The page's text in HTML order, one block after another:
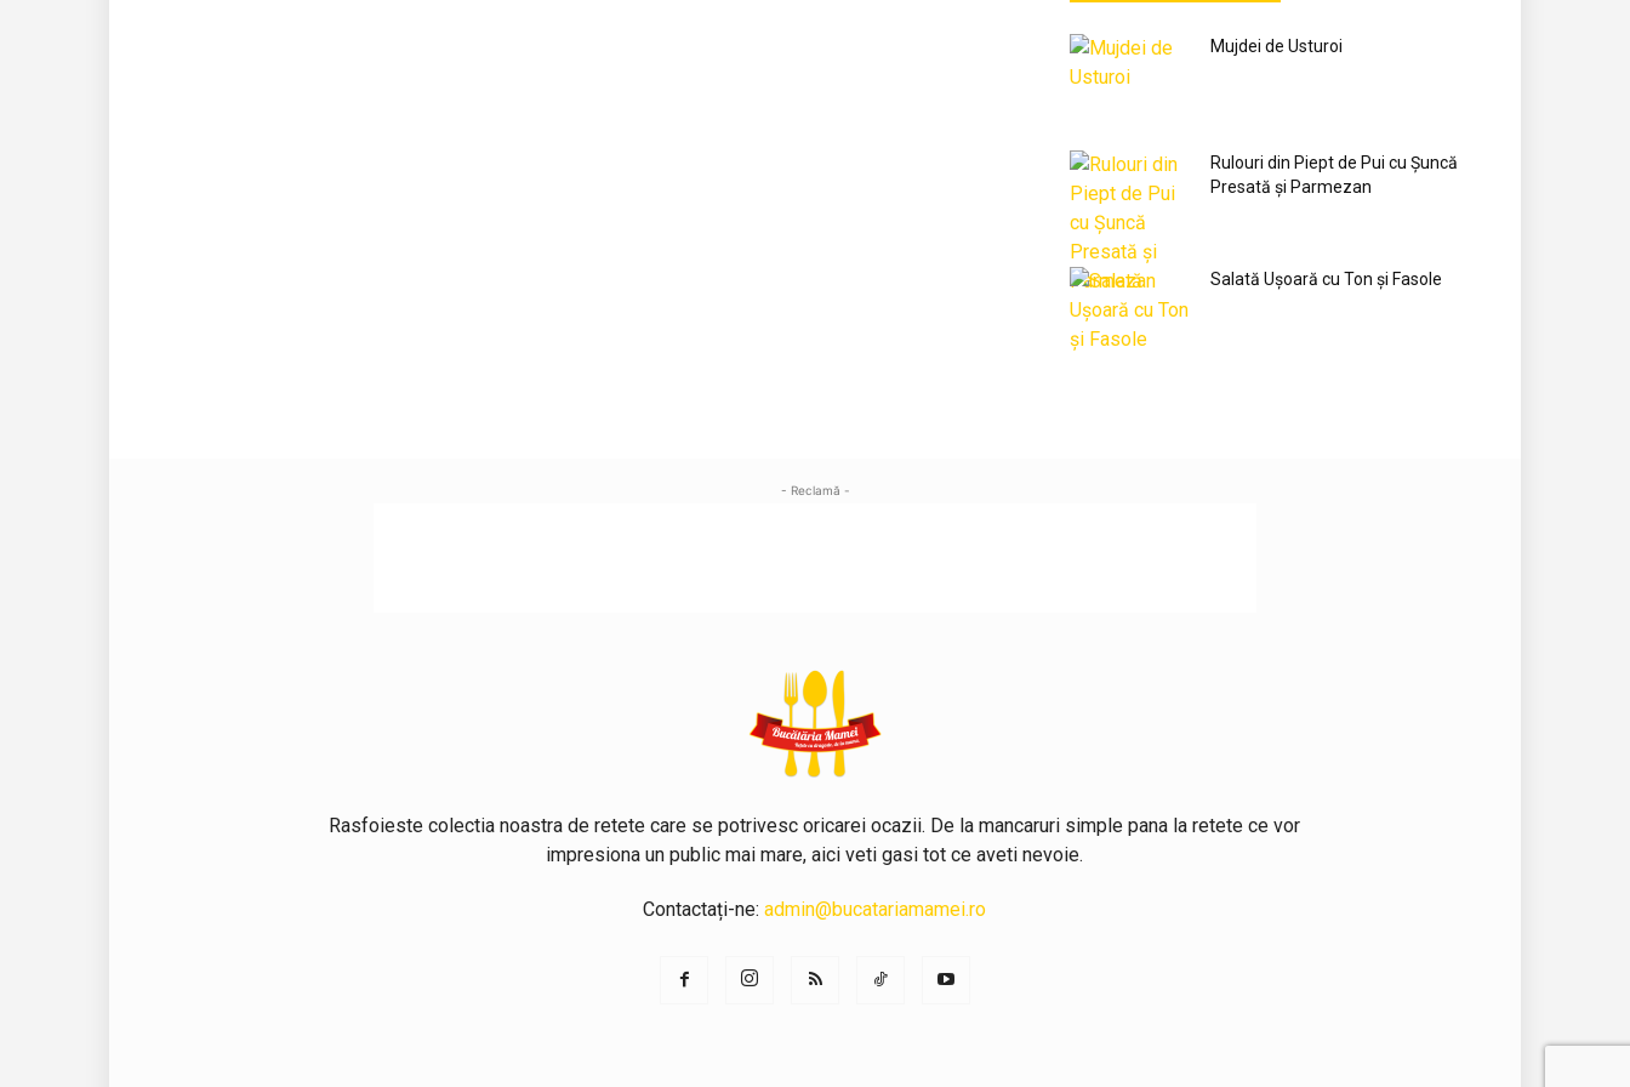
Mujdei de Usturoi
Rulouri din Piept de Pui cu Șuncă
Presată și Parmezan
Salată Ușoară cu Ton și Fasole
- Reclamă -
Rasfoieste colectia noastra de retete care se potrivesc oricarei ocazii. De la mancaruri simple pana la retete ce vor
impresiona un public mai mare, aici veti gasi tot ce aveti nevoie.
Contactați-ne:admin@bucatariamamei.ro